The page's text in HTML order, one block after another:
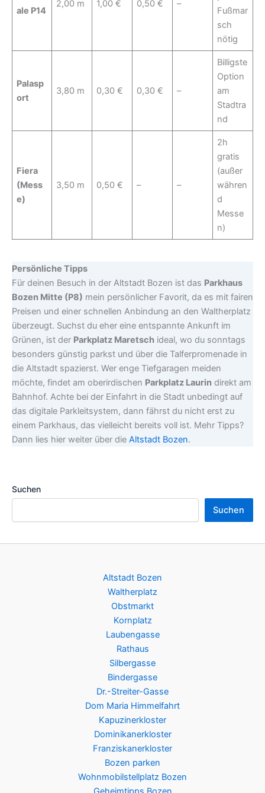
ale P14
2,00 m 1,00 € 0,50 € –
Fußmar
sch
nötig
Palasp
ort
3,80 m 0,30 € 0,30 € –
Billigste
Option
am
Stadtra
nd
Fiera
(Mess
e)
3,50 m 0,50 € – –
2h
gratis
(außer
währen
d
Messe
n)
Persönliche Tipps
Für deinen Besuch in der Altstadt Bozen ist das Parkhaus
Bozen Mitte (P8) mein persönlicher Favorit, da es mit fairen
Preisen und einer schnellen Anbindung an den Waltherplatz
überzeugt. Suchst du eher eine entspannte Ankunft im
Grünen, ist der Parkplatz Maretsch ideal, wo du sonntags
besonders günstig parkst und über die Talferpromenade in
die Altstadt spazierst. Wer enge Tiefgaragen meiden
möchte, findet am oberirdischen Parkplatz Laurin direkt am
Bahnhof. Achte bei der Einfahrt in die Stadt unbedingt auf
das digitale Parkleitsystem, dann fährst du nicht erst zu
einem Parkhaus, das vielleicht bereits voll ist. Mehr Tipps?
Dann lies hier weiter über die Altstadt Bozen.
Suchen
Suchen
Altstadt Bozen
Waltherplatz
Obstmarkt
Kornplatz
Laubengasse
Rathaus
Silbergasse
Bindergasse
Dr.-Streiter-Gasse
Dom Maria Himmelfahrt
Kapuzinerkloster
Dominikanerkloster
Franziskanerkloster
Bozen parken
Wohnmobilstellplatz Bozen